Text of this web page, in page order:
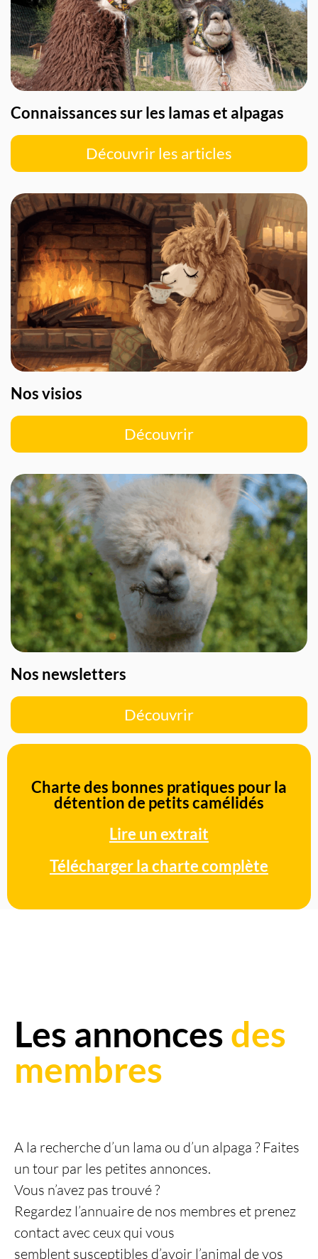
Connaissances sur les lamas et alpagas
Découvrir les articles
Nos visios
Découvrir
Nos newsletters
Découvrir
Charte des bonnes pratiques pour la
détention de petits camélidés
Lire un extrait
Télécharger la charte complète
Les annonces des
membres
A la recherche d’un lama ou d’un alpaga ? Faites
un tour par les petites annonces.
Vous n’avez pas trouvé ?
Regardez l’annuaire de nos membres et prenez
contact avec ceux qui vous
semblent susceptibles d’avoir l’animal de vos